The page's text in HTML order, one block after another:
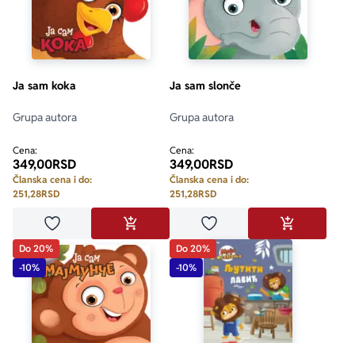
Ja sam koka
Grupa autora
Cena:
349,00RSD
Članska cena i do:
251,28RSD
Dodaj u omiljeneDODAJ U KORPU
Ja sam slonče
Grupa autora
Cena:
349,00RSD
Članska cena i do:
251,28RSD
Dodaj u omiljeneDODAJ U
Do 20%
-10%
Do 20%
-10%